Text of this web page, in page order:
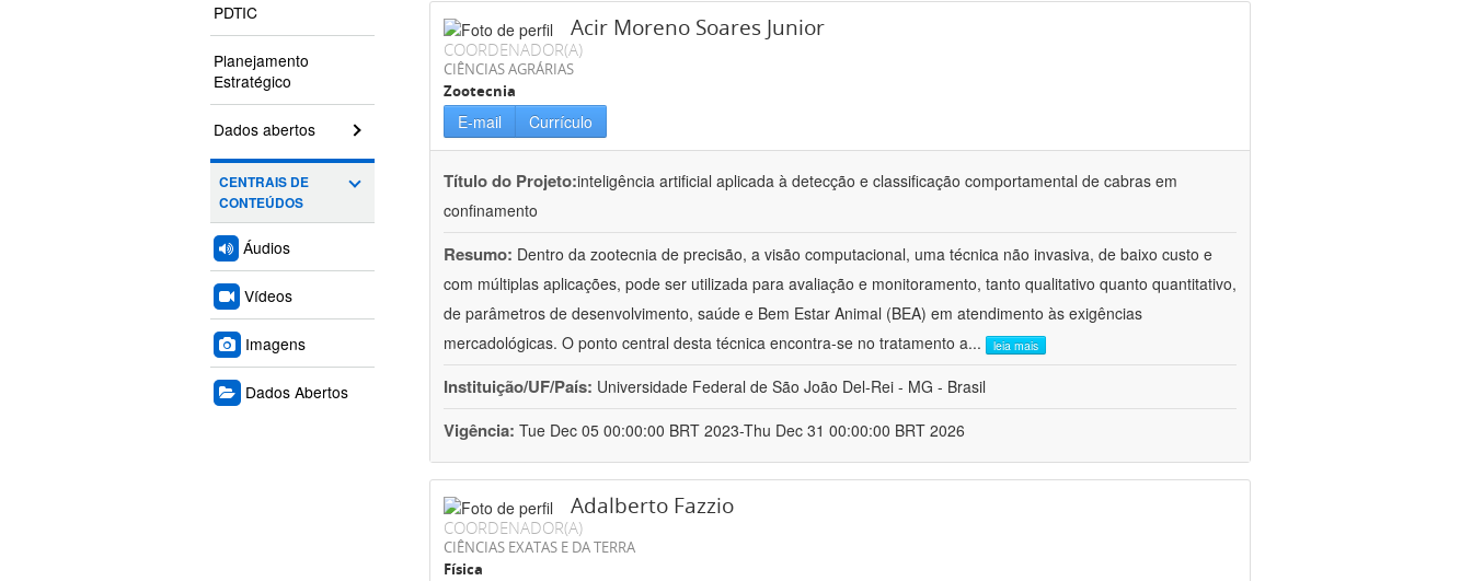
PDTIC
Planejamento
Estratégico
Dados abertos
CENTRAIS DE
CONTEÚDOS
Áudios
Vídeos
Imagens
Dados Abertos
Acir Moreno Soares Junior
COORDENADOR(A)
CIÊNCIAS AGRÁRIAS
Zootecnia
E-mail Currículo
Título do Projeto:inteligência artificial aplicada à detecção e classificação comportamental de cabras em
confinamento
Resumo: Dentro da zootecnia de precisão, a visão computacional, uma técnica não invasiva, de baixo custo e
com múltiplas aplicações, pode ser utilizada para avaliação e monitoramento, tanto qualitativo quanto quantitativo,
de parâmetros de desenvolvimento, saúde e Bem Estar Animal (BEA) em atendimento às exigências
mercadológicas. O ponto central desta técnica encontra-se no tratamento a... leia mais
Instituição/UF/País: Universidade Federal de São João Del-Rei - MG - Brasil
Vigência: Tue Dec 05 00:00:00 BRT 2023-Thu Dec 31 00:00:00 BRT 2026
Adalberto Fazzio
COORDENADOR(A)
CIÊNCIAS EXATAS E DA TERRA
Física